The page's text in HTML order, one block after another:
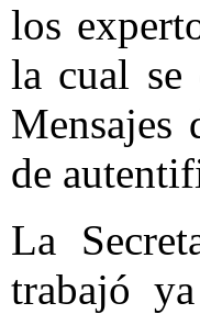
los
la cual se
Mensajes
de
La
trabajó